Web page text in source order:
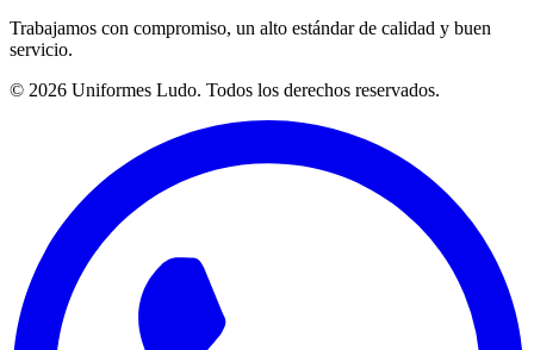
Trabajamos con compromiso, un alto estándar de calidad y buen
servicio.
© 2026 Uniformes Ludo. Todos los derechos reservados.